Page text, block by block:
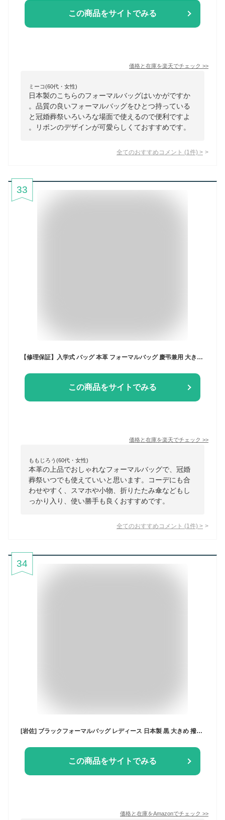
この商品をサイトでみる
価格と在庫を楽天でチェック >>
ミーコ(60代・女性)
日本製のこちらのフォーマルバッグはいかがですか
。品質の良いフォーマルバッグをひとつ持っている
と冠婚葬祭いろいろな場面で使えるので便利ですよ
。リボンのデザインが可愛らしくておすすめです。
全てのおすすめコメント (1 件) >
33
【修理保証】入学式 バッグ 本革 フォーマルバッグ 慶弔兼用 大きめ 卒業式 セレモニーバッグ ハンドバッグ 黒 革 レディース ブランド 軽量 ブラックフォーマル ママ 母 お受験 葬儀 弔事 30代 40代 50代 60代 ライムL1184fm ブラック
この商品をサイトでみる
価格と在庫を楽天でチェック >>
ももじろう(60代・女性)
本革の上品でおしゃれなフォーマルバッグで、冠婚
葬祭いつでも使えていいと思います。コーデにも合
わせやすく、スマホや小物、折りたたみ傘などもし
っかり入り、使い勝手も良くおすすめです。
全てのおすすめコメント (1 件) >
34
[岩佐] ブラックフォーマルバッグ レディース 日本製 黒 大きめ 撥水 冠婚葬祭 入学式 卒業式 葬式 インナーマグネットフォーマルバッグ iw60176
この商品をサイトでみる
価格と在庫をAmazonでチェック >>